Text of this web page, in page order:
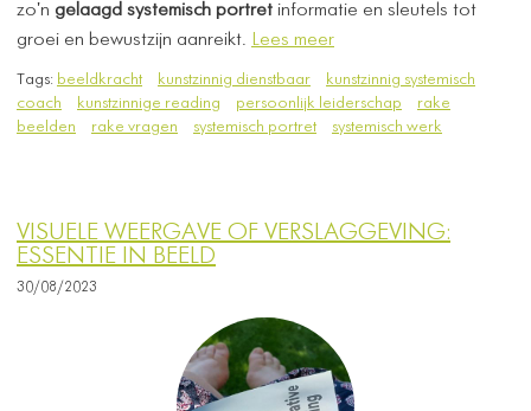
zo'n gelaagd systemisch portret informatie en sleutels tot
groei en bewustzijn aanreikt. Lees meer
Tags: beeldkracht kunstzinnig dienstbaar
kunstzinnig systemisch
coach
kunstzinnige reading persoonlijk leiderschap
rake
beelden
rake vragen systemisch portret systemisch werk
VISUELE WEERGAVE OF VERSLAGGEVING:
ESSENTIE IN BEELD
30/08/2023